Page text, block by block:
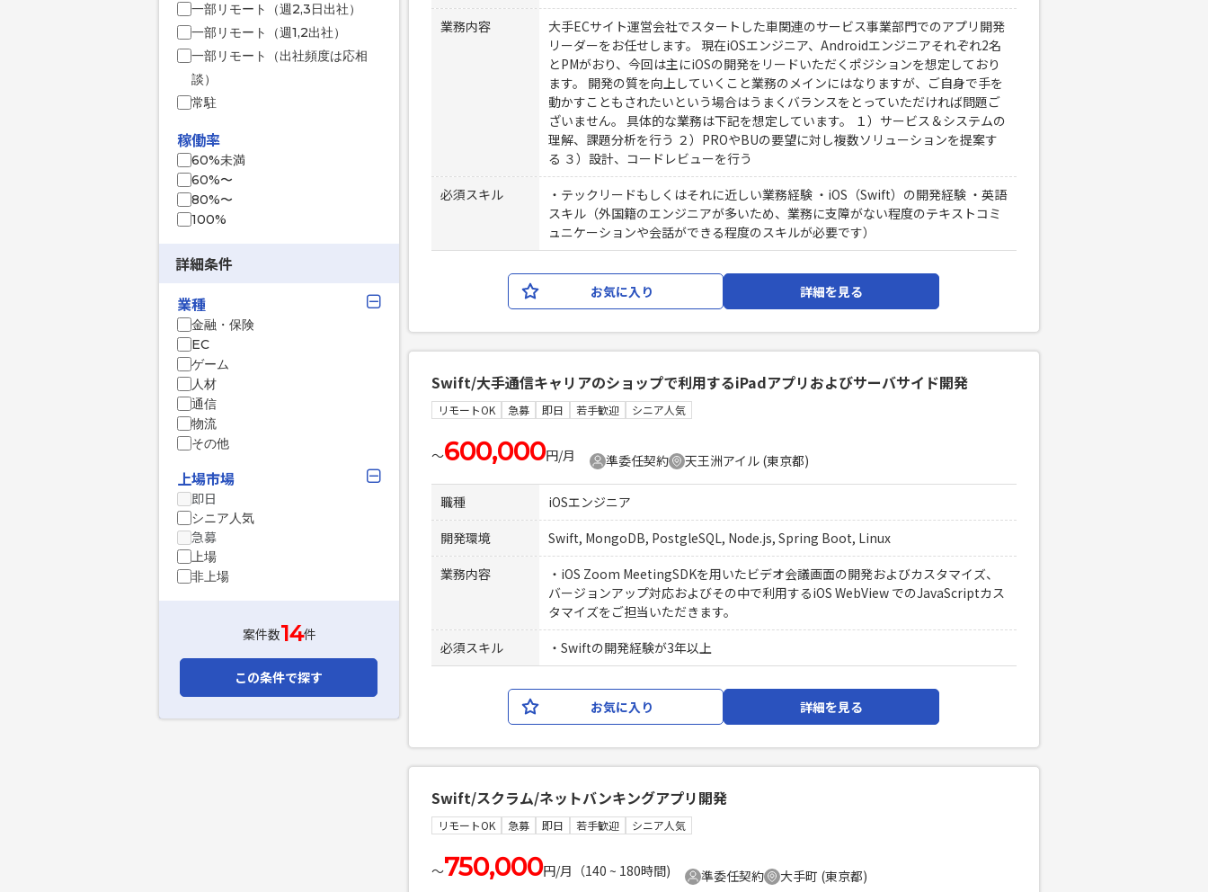
一部リモート（週2,3日出社）
一部リモート（週1,2出社）
一部リモート（出社頻度は応相
談）
常駐
稼働率
60%未満
60%〜
80%〜
100%
詳細条件
業種
金融・保険
EC
ゲーム
人材
通信
物流
その他
上場市場
即日
シニア人気
急募
上場
非上場
案件数14件
この条件で探す
業務内容
大手ECサイト運営会社でスタートした車関連のサービス事業部門でのアプリ開発
リーダーをお任せします。 現在iOSエンジニア、Androidエンジニアそれぞれ2名
とPMがおり、今回は主にiOSの開発をリードいただくポジションを想定しており
ます。 開発の質を向上していくこと業務のメインにはなりますが、ご自身で手を
動かすこともされたいという場合はうまくバランスをとっていただければ問題ご
ざいません。 具体的な業務は下記を想定しています。 １）サービス＆システムの
理解、課題分析を行う ２）PROやBUの要望に対し複数ソリューションを提案す
る ３）設計、コードレビューを行う
必須スキル
・テックリードもしくはそれに近しい業務経験 ・iOS（Swift）の開発経験 ・英語
スキル（外国籍のエンジニアが多いため、業務に支障がない程度のテキストコミ
ュニケーションや会話ができる程度のスキルが必要です）
お気に入り 詳細を見る
Swift/大手通信キャリアのショップで利用するiPadアプリおよびサーバサイド開発
リモートOK 急募 即日 若手歓迎 シニア人気
〜600,000円/月 準委任契約 天王洲アイル (東京都)
職種
iOSエンジニア
開発環境
Swift, MongoDB, PostgleSQL, Node.js, Spring Boot, Linux
業務内容
・iOS Zoom MeetingSDKを用いたビデオ会議画面の開発およびカスタマイズ、
バージョンアップ対応およびその中で利用するiOS WebView でのJavaScriptカス
タマイズをご担当いただきます。
必須スキル
・Swiftの開発経験が3年以上
お気に入り 詳細を見る
Swift/スクラム/ネットバンキングアプリ開発
リモートOK 急募 即日 若手歓迎 シニア人気
〜750,000円/月（140 ~ 180時間) 準委任契約 大手町 (東京都)